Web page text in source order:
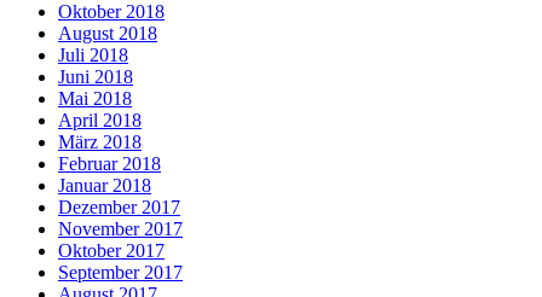
Oktober 2018
August 2018
Juli 2018
Juni 2018
Mai 2018
April 2018
März 2018
Februar 2018
Januar 2018
Dezember 2017
November 2017
Oktober 2017
September 2017